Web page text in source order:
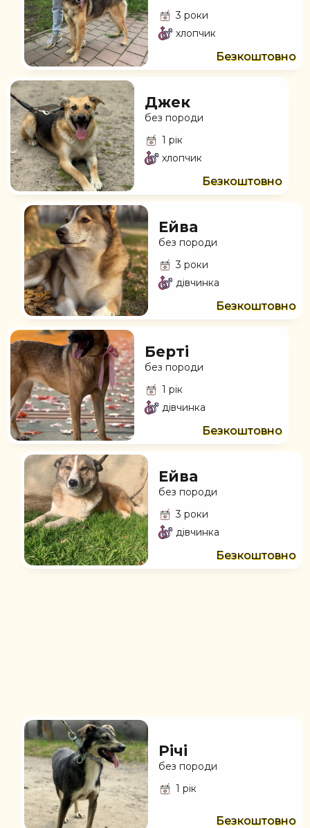
3 роки
хлопчик
Безкоштовно
Джек
без породи
1 рік
хлопчик
Безкоштовно
Ейва
без породи
3 роки
дівчинка
Безкоштовно
Берті
без породи
1 рік
дівчинка
Безкоштовно
Ейва
без породи
3 роки
дівчинка
Безкоштовно
Річі
без породи
1 рік
Безкоштовно